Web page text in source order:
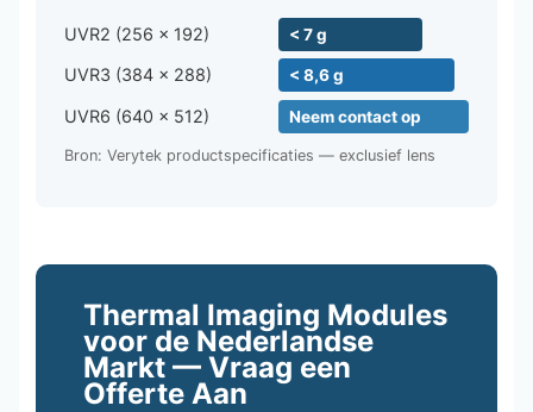
UVR2 (256 × 192) < 7 g
UVR3 (384 × 288) < 8,6 g
UVR6 (640 × 512) Neem contact op
Bron: Verytek productspecificaties — exclusief lens
Thermal Imaging Modules
voor de Nederlandse
Markt — Vraag een
Offerte Aan